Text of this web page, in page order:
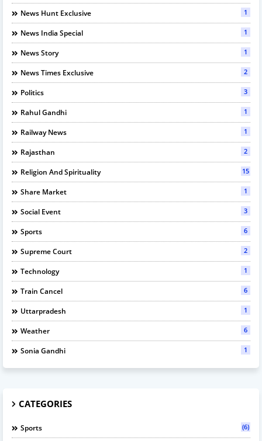
News Hunt Exclusive 1
News India Special 1
News Story 1
News Times Exclusive 2
Politics 3
Rahul Gandhi 1
Railway News 1
Rajasthan 2
Religion And Spirituality 15
Share Market 1
Social Event 3
Sports 6
Supreme Court 2
Technology 1
Train Cancel 6
Uttarpradesh 1
Weather 6
Sonia Gandhi 1
CATEGORIES
Sports (6)